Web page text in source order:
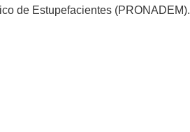
de Estupefacientes (PRONADEM).